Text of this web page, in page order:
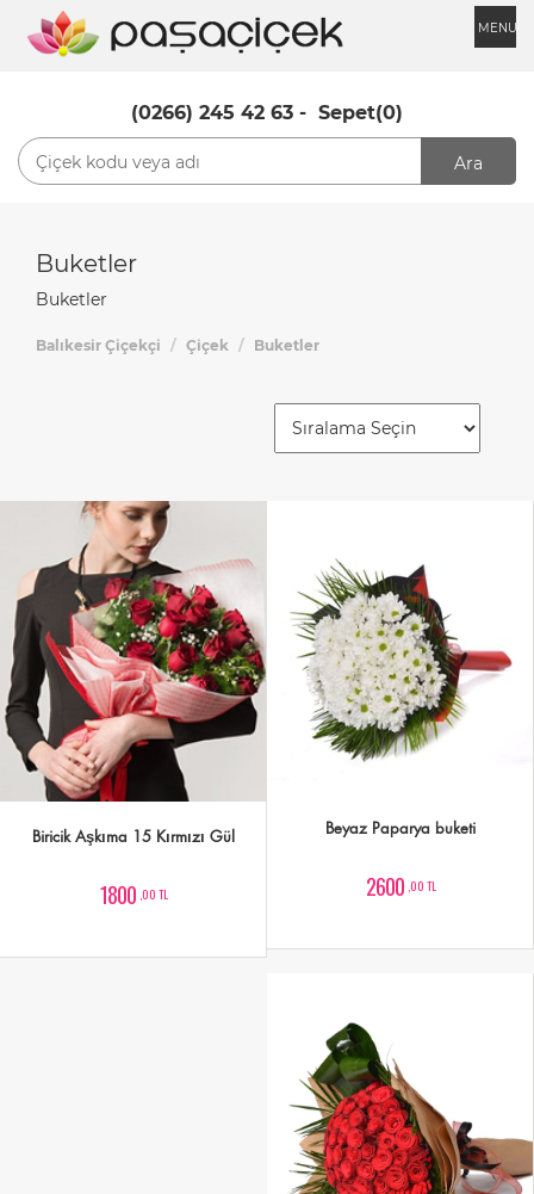
MENU
(0266) 245 42 63 - Sepet(0)
Ara
Buketler
Buketler
Balıkesir Çiçekçi Çiçek Buketler
Biricik Aşkıma 15 Kırmızı Gül
1800 ,00 TL
Beyaz Paparya buketi
2600 ,00 TL